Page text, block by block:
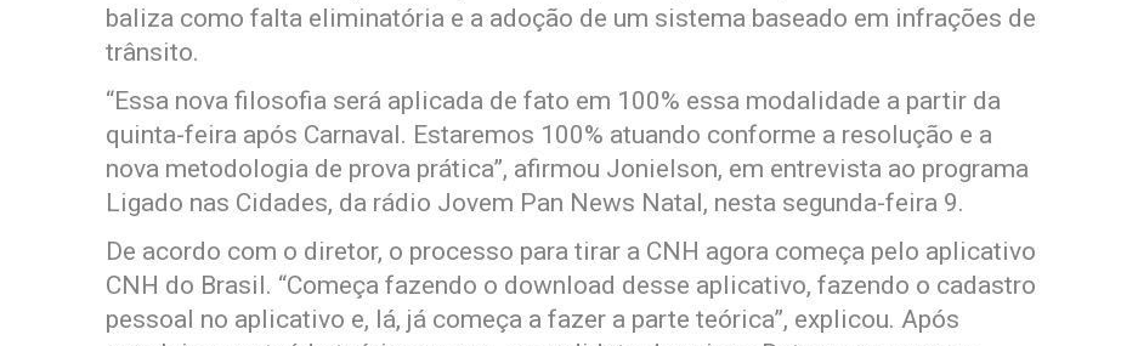
baliza como falta eliminatória e a adoção de um sistema baseado em infrações de
trânsito.
“Essa nova filosofia será aplicada de fato em 100% essa modalidade a partir da
quinta-feira após Carnaval. Estaremos 100% atuando conforme a resolução e a
nova metodologia de prova prática”, afirmou Jonielson, em entrevista ao programa
Ligado nas Cidades, da rádio Jovem Pan News Natal, nesta segunda-feira 9.
De acordo com o diretor, o processo para tirar a CNH agora começa pelo aplicativo
CNH do Brasil. “Começa fazendo o download desse aplicativo, fazendo o cadastro
pessoal no aplicativo e, lá, já começa a fazer a parte teórica”, explicou. Após